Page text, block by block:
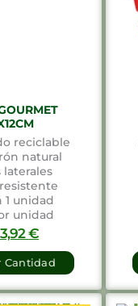
reciclable
natural
laterales
1 unidad
unidad
3,92€
Cantidad
ENCARGO